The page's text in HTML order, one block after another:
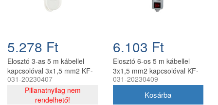
5.278 Ft
Elosztó 3-as 5 m kábellel
kapcsolóval 3x1,5 mm2 KF-
03CK-5,0m
031-20230407
Pillanatnyilag nem
rendelhető!
6.103 Ft
Elosztó 6-os 5 m kábellel
3x1,5 mm2 kapcsolóval KF-
06CK-5M
031-20230409